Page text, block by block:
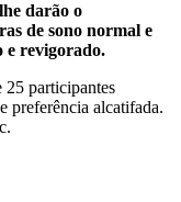
darão o
de sono normal e
e revigorado.
25 participantes
preferência alcatifada.